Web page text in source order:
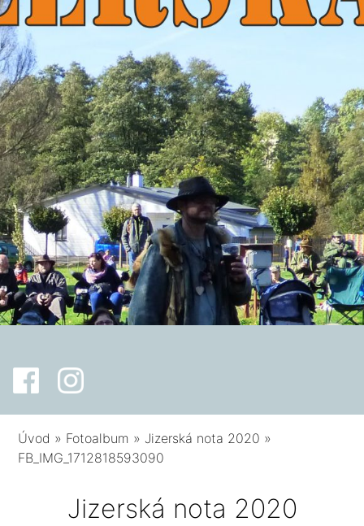
Úvod » Fotoalbum » Jizerská nota 2020 »
FB_IMG_1712818593090
Jizerská nota 2020